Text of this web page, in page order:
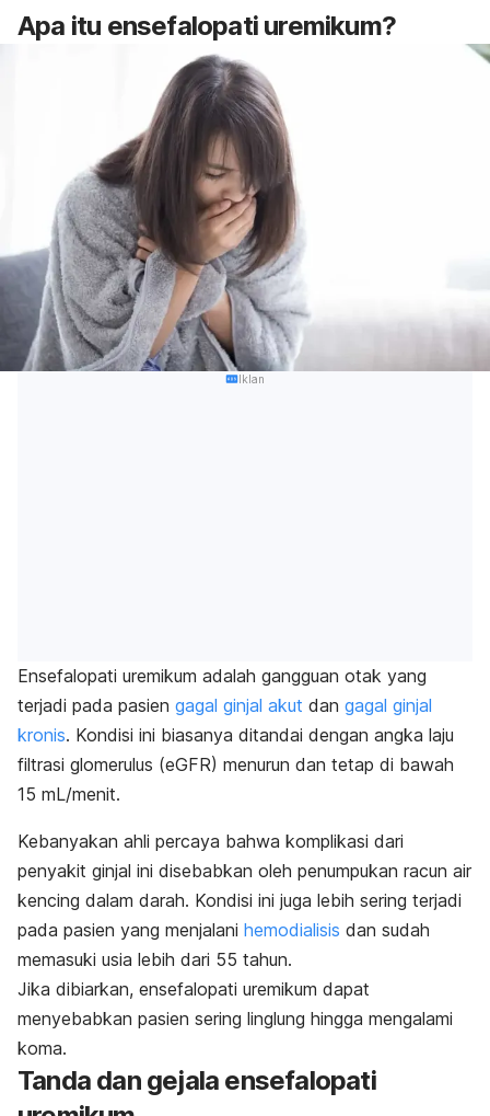
Apa itu ensefalopati uremikum?
Iklan
Ensefalopati uremikum adalah gangguan otak yang
terjadi pada pasien gagal ginjal akut dan gagal ginjal
kronis. Kondisi ini biasanya ditandai dengan angka laju
filtrasi glomerulus (eGFR) menurun dan tetap di bawah
15 mL/menit.
Kebanyakan ahli percaya bahwa komplikasi dari
penyakit ginjal ini disebabkan oleh penumpukan racun air
kencing dalam darah. Kondisi ini juga lebih sering terjadi
pada pasien yang menjalani hemodialisis dan sudah
memasuki usia lebih dari 55 tahun.
Jika dibiarkan, ensefalopati uremikum dapat
menyebabkan pasien sering linglung hingga mengalami
koma.
Tanda dan gejala ensefalopati